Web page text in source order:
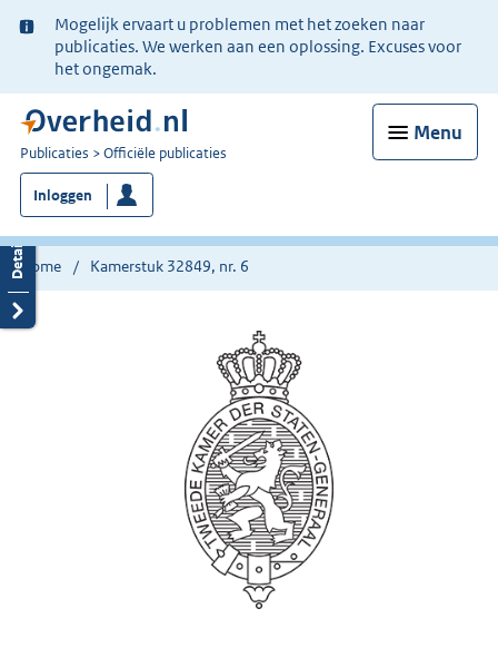
Ter
informatie:
Mogelijk ervaart u problemen met het zoeken naar
publicaties. We werken aan een oplossing. Excuses voor
het ongemak.
Menu
U
bent
nu
hier:
Publicaties Officiële publicaties
Inloggen
Home Kamerstuk 32849, nr. 6